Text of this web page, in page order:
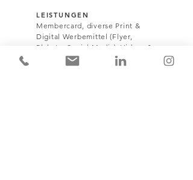
LEISTUNGEN
Membercard, diverse Print &
Digital Werbemittel (Flyer,
Plakate, Social Media), Videos &
Fotos, Diverse Beschriftungen